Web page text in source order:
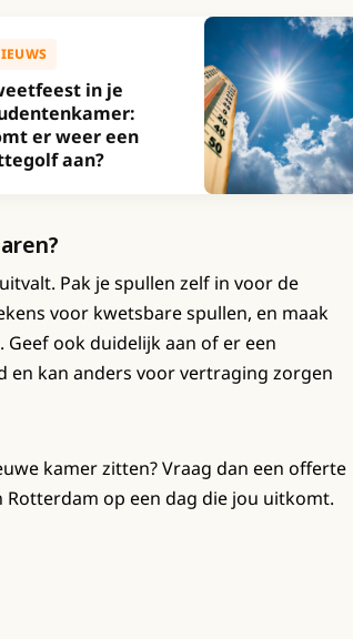
in je
er weer een
aan?
Pak je spullen zelf in voor de
voor kwetsbare spullen, en maak
ook duidelijk aan of er een
kan anders voor vertraging zorgen
kamer zitten? Vraag dan een offerte
op een dag die jou uitkomt.